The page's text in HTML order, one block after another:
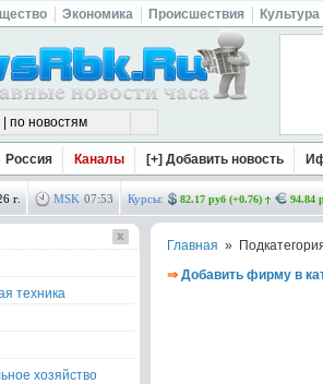
Экономика Происшествия Культура
Россия Каналы [+] Добавить новость
г. MSK 07:53 Курсы: 82.17 руб (+0.76) 94.84
Главная »
⇒ Добавить фирму в
техника
хозяйство